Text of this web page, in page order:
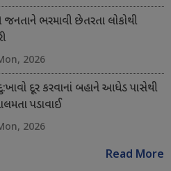
જનતાને ભરમાવી છેતરતા લોકોથી
2026
દૂર કરવાનાં બહાને આધેડ પાસેથી
પડાવાઈ
2026
Read More